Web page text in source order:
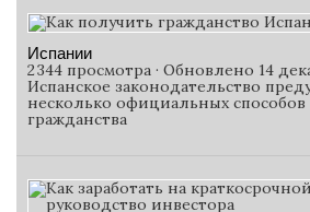
Испании
2 344 просмотра · Обновлено 14
Испанское законодательство
несколько официальных
гражданства